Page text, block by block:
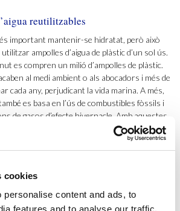
cookies
personalise content and ads, to
features and to analyse our traffic.
reutilitzables
és important mantenir-se hidratat, però això
ampolles d’aigua de plàstic d’un sol ús.
es compren un milió d’ampolles de plàstic.
al medi ambient o als abocadors i més de
cada any, perjudicant la vida marina. A més,
es basa en l’ús de combustibles fòssils i
de gasos d’efecte hivernacle. Amb aquestes
el més sostenible és portar la nostra pròpia
biodegradables
solar per aquest estiu, cal optar per una
tant a nosaltres com al medi ambient, és a dir,